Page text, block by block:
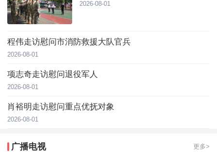
2026-08-01
程伟走访慰问市消防救援大队官兵
2026-08-01
项志奇走访慰问退役军人
2026-08-01
肖裕明走访慰问重点优抚对象
2026-08-01
广播电视 更多>